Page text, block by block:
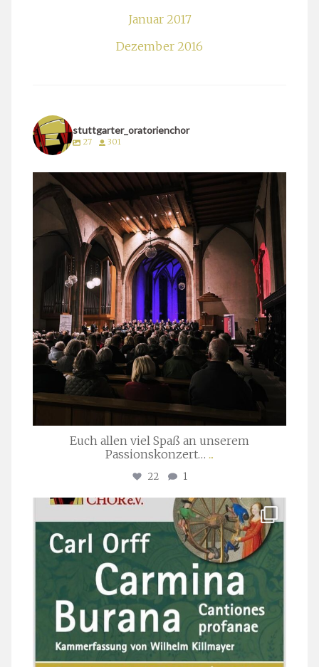
Januar 2017
Dezember 2016
stuttgarter_oratorienchor
27 301
stuttgarter_oratorienchor
März 24
Euch allen viel Spaß an unserem
Passionskonzert… ...
22 1
stuttgarter_oratorienchor
Juli 22